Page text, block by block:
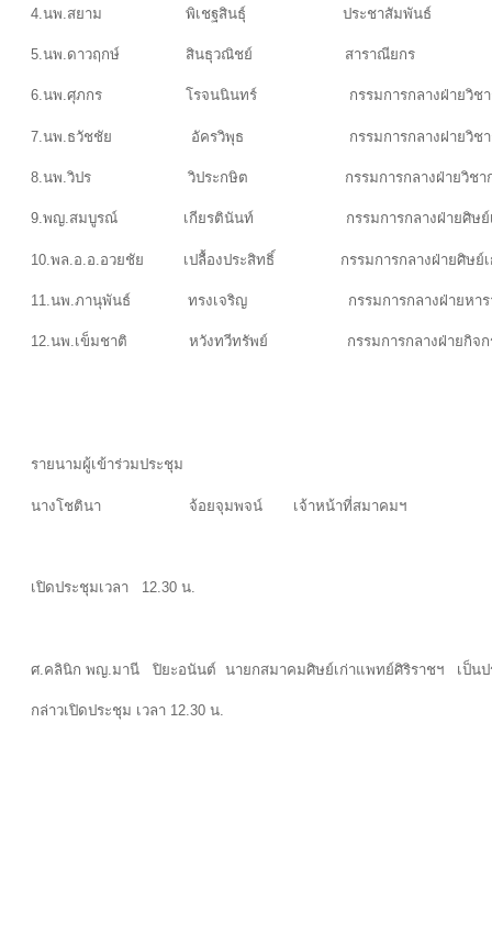
4.นพ.สยาม พิเชฐสินธุ์ ประชาสัมพันธ์
5.นพ.ดาวฤกษ์ สินธุวณิชย์ สาราณียกร
6.นพ.ศุภกร โรจนนินทร์ กรรมการกลางฝ่ายวิชาก
7.นพ.ธวัชชัย อัครวิพุธ กรรมการกล
8.นพ.วิปร วิประกษิต กรรมการกลางฝ่ายวิชาก
9.พญ.สมบูรณ์ เกียรตินันท์ กรรมการกลางฝ่ายศิ
10.พล.อ.อ.อวยชัย เปลื้องประสิทธิ์ กรรมการกลางฝ่ายศิษย์เ
11.นพ.ภานุพันธ์ ทรงเจริญ กรรมการกลางฝ่ายหารายไ
12.นพ.เข็มชาติ หวังทวีทรัพย์ กรรมการกลางฝ่าย
รายนามผู้เข้าร่วมประชุม
นางโชตินา จ้อยจุมพจน์ เจ้าหน้าที่สมาคมฯ
เปิดประชุมเวลา 12.30 น.
ศ.คลินิก พญ.มานี ปิยะอนันต์ นายกสมาคมศิษย์เก่าแพทย์ศิริราชฯ เป็นป
กล่าวเปิดประชุม เวลา 12.30 น.